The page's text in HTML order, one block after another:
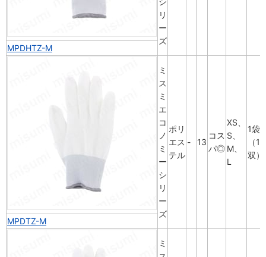
リ
ー
ズ
MPDHTZ-M
ミ
ス
ミ
エ
コ
ノ
ミ
ー
シ
リ
ー
ズ
ポリ
エス
テル
- 13
コス
パ◎
XS、
S、
M、
L
1袋
（10
双）
MPDTZ-M
ミ